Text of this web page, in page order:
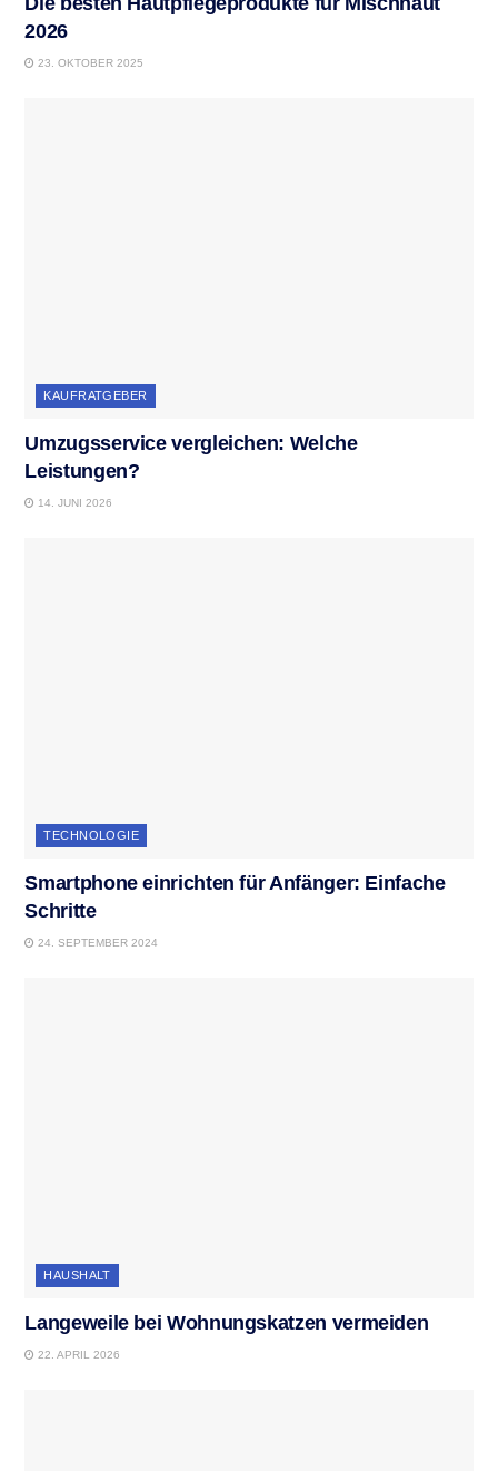
2026
23. OKTOBER 2025
KAUFRATGEBER
Umzugsservice vergleichen: Welche
Leistungen?
14. JUNI 2026
TECHNOLOGIE
Smartphone einrichten für Anfänger: Einfache
Schritte
24. SEPTEMBER 2024
HAUSHALT
Langeweile bei Wohnungskatzen vermeiden
22. APRIL 2026